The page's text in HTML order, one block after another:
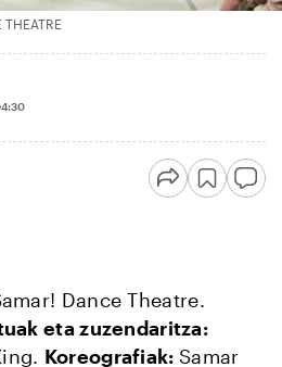
Dance Theatre.
eta zuzendaritza:
Koreografiak: Samar